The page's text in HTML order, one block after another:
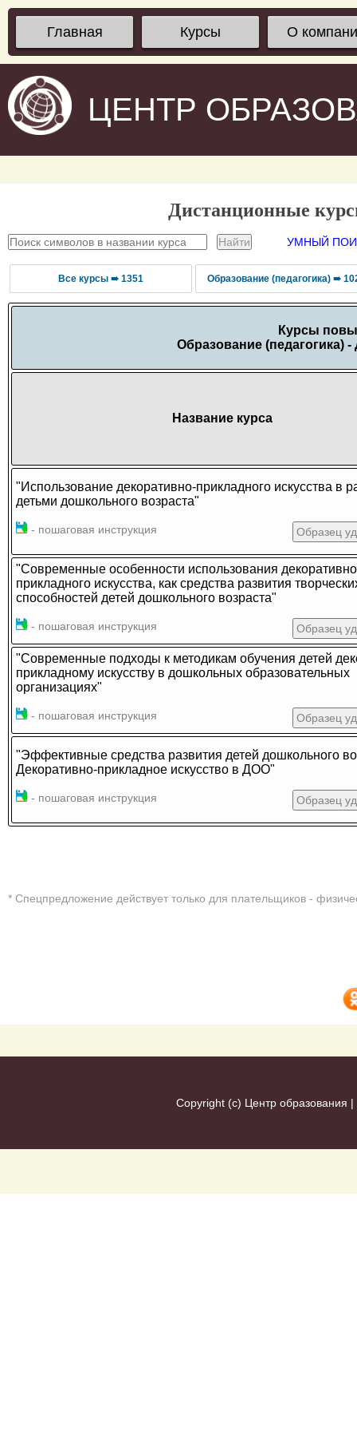
Главная Курсы О
ЦЕНТР
Дистанционные
УМНЫЙ
Все курсы ➠ 1351 Образование (педагогика) ➠
Курсы
Образование (педагогика)
Название курса
"Использование декоративно-прикладного искусства в
детьми дошкольного возраста"
- пошаговая инструкция Образец
"Современные особенности использования
прикладного искусства, как средства развития
способностей детей дошкольного возраста"
- пошаговая инструкция Образец
"Современные подходы к методикам обучения детей
прикладному искусству в дошкольных образовательных
организациях"
- пошаговая инструкция Образец
"Эффективные средства развития детей дошкольного
Декоративно-прикладное искусство в ДОО"
- пошаговая инструкция Образец
* Cпецпредложение действует только для плательщиков -
Copyright (c) Центр образования |